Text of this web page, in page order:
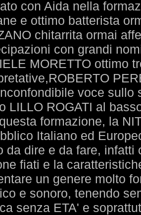
con Aida nella
e ottimo batterista
chitarrita ormai
con grandi
MORETTO ottimo
voce sullo
LILLO ROGATI al
formazione, la
Italiano ed
da dire e da fare,
fiati e la
un genere molto
e sonoro, tenendo
senza ETA' e